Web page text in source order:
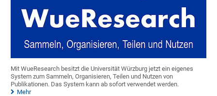
Mit WueResearch besitzt die Universität Würzburg jetzt ein eigenes
System zum Sammeln, Organisieren, Teilen und Nutzen von
Publikationen. Das System kann ab sofort verwendet werden.
Mehr